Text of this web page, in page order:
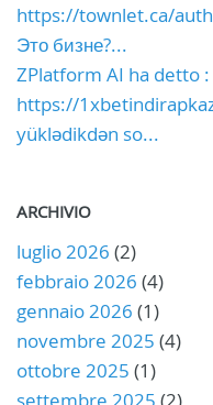
https://townlet.ca/
Это бизне?...
ZPlatform AI ha detto
https://
yüklədikdən so...
ARCHIVIO
luglio 2026 (2)
febbraio 2026 (4)
gennaio 2026 (1)
novembre 2025 (4)
ottobre 2025 (1)
settembre 2025 (2)